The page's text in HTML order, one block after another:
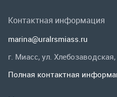
Заказать звонок